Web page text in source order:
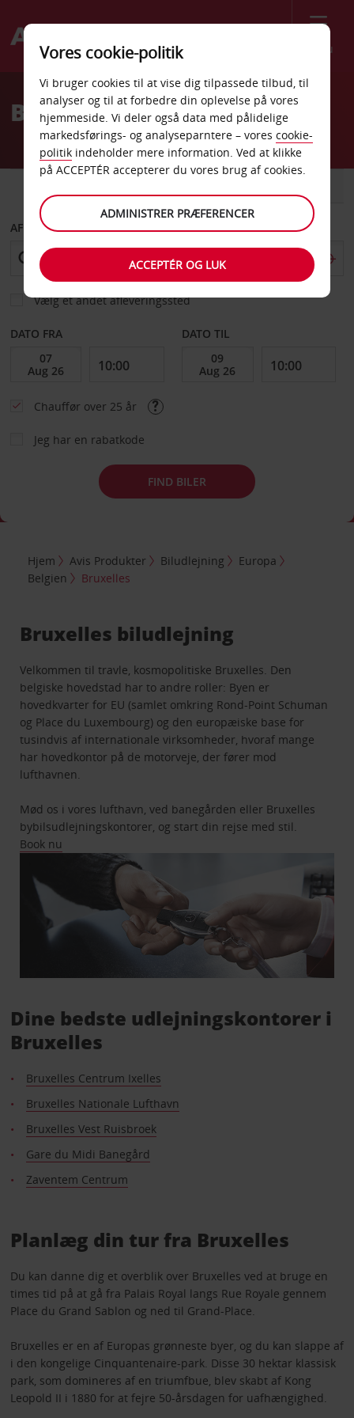
Menu
Welcome
AvisBilleje i Bruxelles
AFHENT FRA
Vælg et andet afleveringssted
DATO FRA DATO TIL
Chauffør over 25 år
Jeg har en rabatkode
FIND BILER
Hjem Avis Produkter Biludlejning
Europa
Belgien
Bruxelles
Bruxelles biludlejning
Velkommen til travle, kosmopolitiske Bruxelles. Den
belgiske hovedstad har to andre roller: Byen er
hovedkvarter for EU (samlet omkring Rond-Point Schuman
og Place du Luxembourg) og den europæiske base for
tusindvis af internationale virksomheder, hvoraf mange
har hovedkontor på de motorveje, der fører mod
lufthavnen.
Mød os i vores lufthavn, ved banegården eller Bruxelles
bybilsudlejningskontorer, og start din rejse med stil.
Book nu
Dine bedste udlejningskontorer i
Bruxelles
Bruxelles Centrum Ixelles
Bruxelles Nationale Lufthavn
Bruxelles Vest Ruisbroek
Gare du Midi Banegård
Zaventem Centrum
Planlæg din tur fra Bruxelles
Du kan danne dig et overblik over Bruxelles ved at bruge en
times tid på at gå fra Palais Royal langs Rue Royale gennem
Place du Grand Sablon og ned til Grand-Place.
Bruxelles er en af Europas grønneste byer, og du kan slappe af
i den kongelige Cinquantenaire-park. Disse 30 hektar klassisk
park, som domineres af en triumfbue, blev skabt af Kong
Leopold II i 1880 for at fejre 50-årsdagen for uafhængighed.
Vores cookie-politik
Vi bruger cookies til at vise dig tilpassede tilbud, til
analyser og til at forbedre din oplevelse på vores
hjemmeside. Vi deler også data med pålidelige
markedsførings- og analyseparntere – vores cookie-
politik indeholder mere information. Ved at klikke
på ACCEPTÉR accepterer du vores brug af cookies.
ADMINISTRER PRÆFERENCER
ACCEPTÉR OG LUK